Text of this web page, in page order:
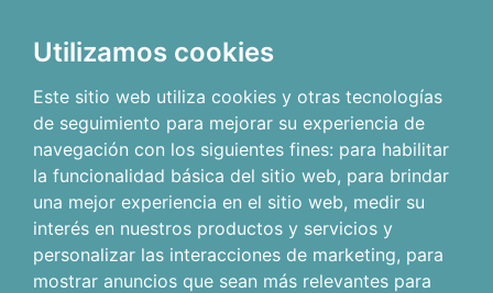
Utilizamos cookies
Este sitio web utiliza cookies y otras tecnologías
de seguimiento para mejorar su experiencia de
navegación con los siguientes fines: para habilitar
la funcionalidad básica del sitio web, para brindar
una mejor experiencia en el sitio web, medir su
interés en nuestros productos y servicios y
personalizar las interacciones de marketing, para
mostrar anuncios que sean más relevantes para